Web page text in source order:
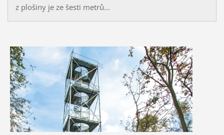
z plošiny je ze šesti metrů...